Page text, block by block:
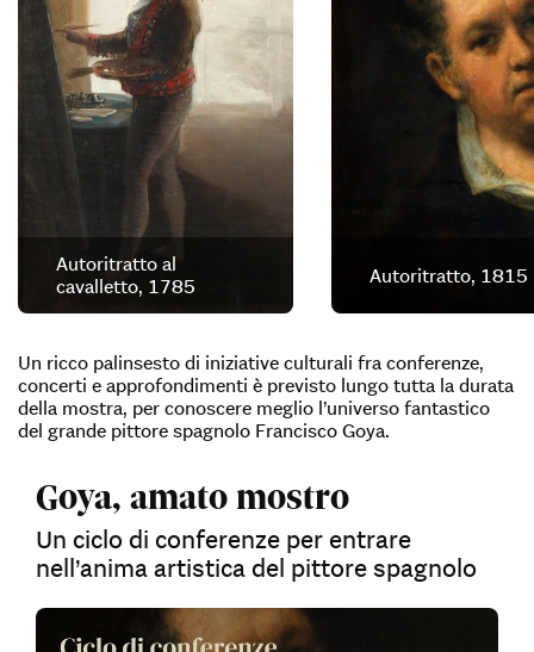
Autoritratto al
cavalletto, 1785
Autoritratto, 1815
Un ricco palinsesto di iniziative culturali fra conferenze,
concerti e approfondimenti è previsto lungo tutta la durata
della mostra, per conoscere meglio l’universo fantastico
del grande pittore spagnolo Francisco Goya.
Goya, amato mostro
Un ciclo di conferenze per entrare
nell’anima artistica del pittore spagnolo